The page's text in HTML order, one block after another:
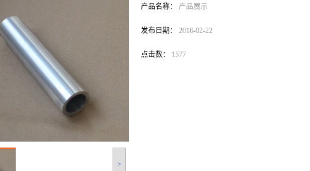
>
产品名称： 产品展示
发布日期： 2016-02-22
点击数： 1577